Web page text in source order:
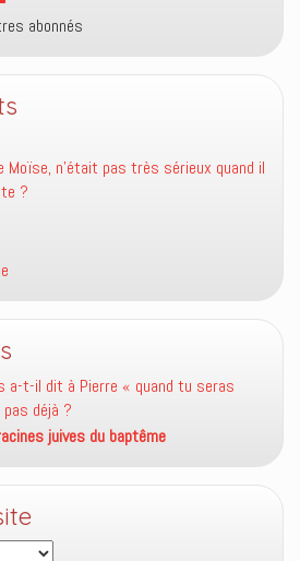
abonnés
Moïse, n’était pas très sérieux quand il
?
a-t-il dit à Pierre « quand tu seras
déjà ?
juives du baptême